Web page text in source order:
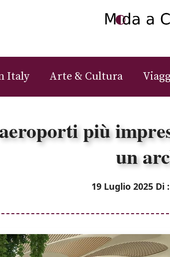
Italy Arte & Cultura
più
un
19 Luglio 2025 Di :